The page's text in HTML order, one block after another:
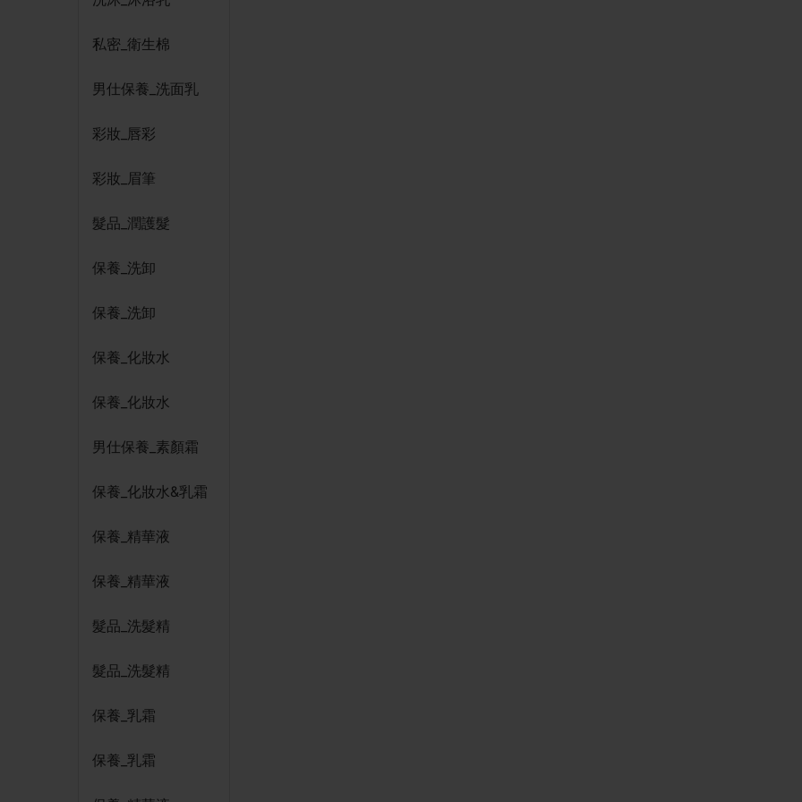
私密_衛生棉
男仕保養_洗面乳
彩妝_唇彩
彩妝_眉筆
髮品_潤護髮
保養_洗卸
保養_洗卸
保養_化妝水
保養_化妝水
男仕保養_素顏霜
保養_化妝水&乳霜
保養_精華液
保養_精華液
髮品_洗髮精
髮品_洗髮精
保養_乳霜
保養_乳霜